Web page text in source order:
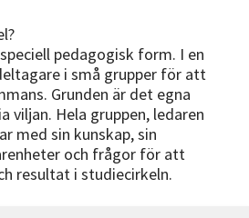
pedagogisk form. I en
i små grupper för att
Grunden är det egna
viljan. Hela gruppen, ledaren
med sin kunskap, sin
och frågor för att
resultat i studiecirkeln.